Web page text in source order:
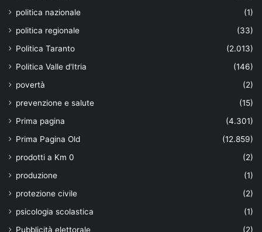
politica nazionale
(1)
politica regionale
(33)
Politica Taranto
(2.013)
Politica Valle d'Itria
(146)
povertà
(2)
prevenzione e salute
(15)
Prima pagina
(4.301)
Prima Pagina Old
(12.859)
prodotti a Km 0
(2)
produzione
(1)
protezione civile
(2)
psicologia scolastica
(1)
Pubblicità elettorale
(2)